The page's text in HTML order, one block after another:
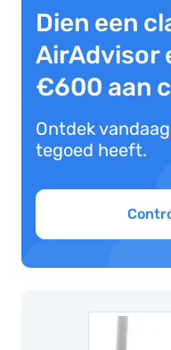
Dien een
AirAdvisor
€600 aan
Ontdek
tegoed heeft.